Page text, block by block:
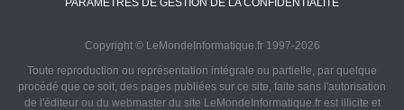
PARAMÈTRES DE GESTION DE LA CONFIDENTIALITÉ
Copyright © LeMondeInformatique.fr 1997-2026
Toute reproduction ou représentation intégrale ou partielle, par quelque
procédé que ce soit, des pages publiées sur ce site, faite sans l'autorisation
de l'éditeur ou du webmaster du site LeMondeInformatique.fr est illicite et